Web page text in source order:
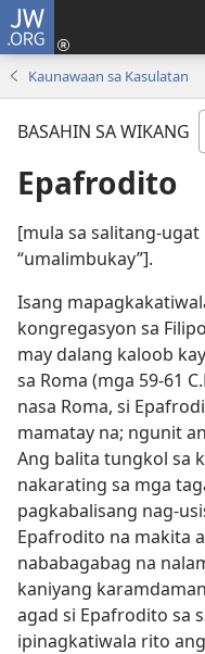
JW.ORG
Kaunawaan sa Kasulatan
BASAHIN SA WIKANG
Epafrodito
[mula sa salitang-
“umalimbukay”].
Isang
kongregasyon sa
may dalang kaloob
sa Roma (mga 59-61
nasa Roma, si
mamatay na; ngunit
Ang balita tungkol sa
nakarating sa mga
pagkabalisang nag-
Epafrodito na makita
nababagabag na
kaniyang
agad si Epafrodito sa
ipinagkatiwala rito